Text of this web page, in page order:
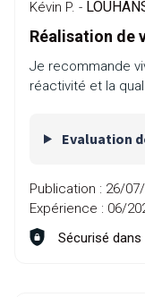
Kévin P. -
Réalisation de
Je recommande
réactivité et la
Evaluation
Publication : 26/
Expérience : 06/
Sécurisé